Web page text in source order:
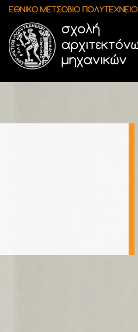
Παράκαμψη προς το κυρίως περιεχόμενο